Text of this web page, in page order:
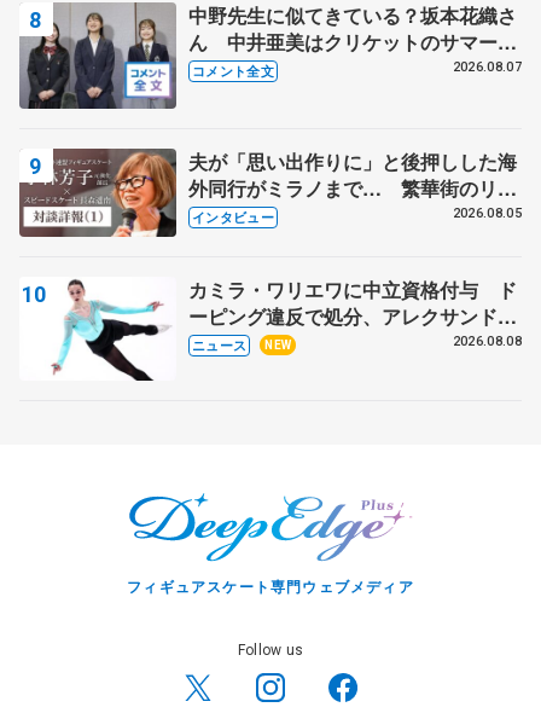
中野先生に似てきている？坂本花織さ
ん 中井亜美はクリケットのサマーキ
ャンプに 島田麻央はたくさん試合に
コメント全文 2026.08.07
夫が「思い出作りに」と後押しした海
外同行がミラノまで… 繁華街のリン
クでは不良のお兄さんも味方に 小林
インタビュー 2026.08.05
カミラ・ワリエワに中立資格付与 ド
ーピング違反で処分、アレクサンド
ラ・イグナトワも
ニュース NEW 2026.08.08
フィギュアスケート専門ウェブメディア
Follow us